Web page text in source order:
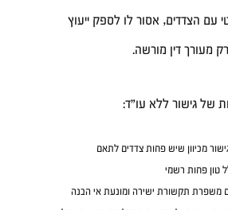
עם הצדדים, אסור לו לספק ייעוץ
מעורך דין מורשה.
של גישור ללא עו"ד:
מכיוון שיש פחות צדדים לתאם
טון פחות רשמי
משפרת תקשורת ישירה ומונעת אי הבנה